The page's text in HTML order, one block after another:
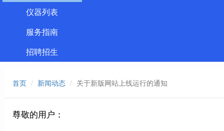
仪器列表
服务指南
招聘招生
首页 新闻动态 关于新版网站上线运行的通知
尊敬的用户：